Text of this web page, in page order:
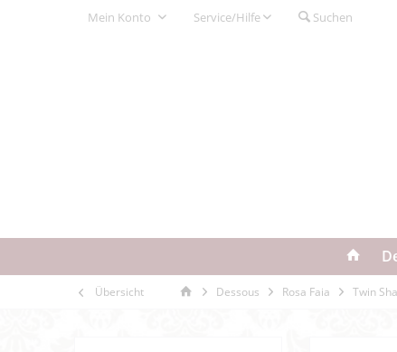
Mein Konto Service/Hilfe Suchen
Übersicht Dessous Rosa Faia Twin